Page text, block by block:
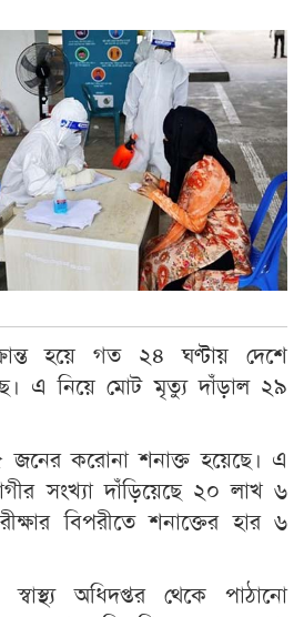
হয়ে গত ২৪ ঘণ্টায় দেশে
এ নিয়ে মোট মৃত্যু দাঁড়াল ২৯
করোনা শনাক্ত হয়েছে। এ
সংখ্যা দাঁড়িয়েছে ২০ লাখ ৬
বিপরীতে শনাক্তের হার ৬
অধিদপ্তর থেকে পাঠানো